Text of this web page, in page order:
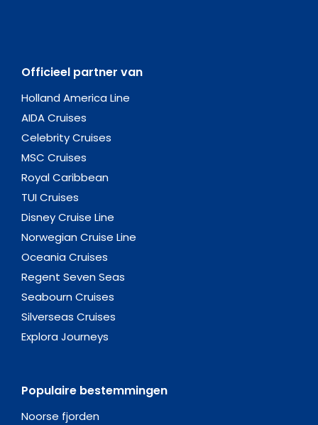
Officieel partner van
Holland America Line
AIDA Cruises
Celebrity Cruises
MSC Cruises
Royal Caribbean
TUI Cruises
Disney Cruise Line
Norwegian Cruise Line
Oceania Cruises
Regent Seven Seas
Seabourn Cruises
Silverseas Cruises
Explora Journeys
Populaire bestemmingen
Noorse fjorden